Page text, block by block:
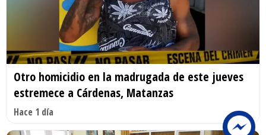
Otro homicidio en la madrugada de este jueves
estremece a Cárdenas, Matanzas
Hace 1 día